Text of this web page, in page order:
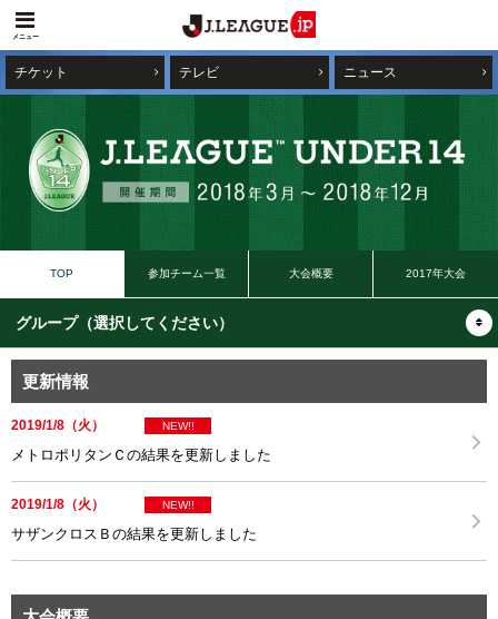
メニュー
チケット テレビ ニュース
TOP 参加チーム一覧 大会概要 2017年大会
更新情報
2019/1/8（火） NEW!!
メトロポリタンＣの結果を更新しました
2019/1/8（火） NEW!!
サザンクロスＢの結果を更新しました